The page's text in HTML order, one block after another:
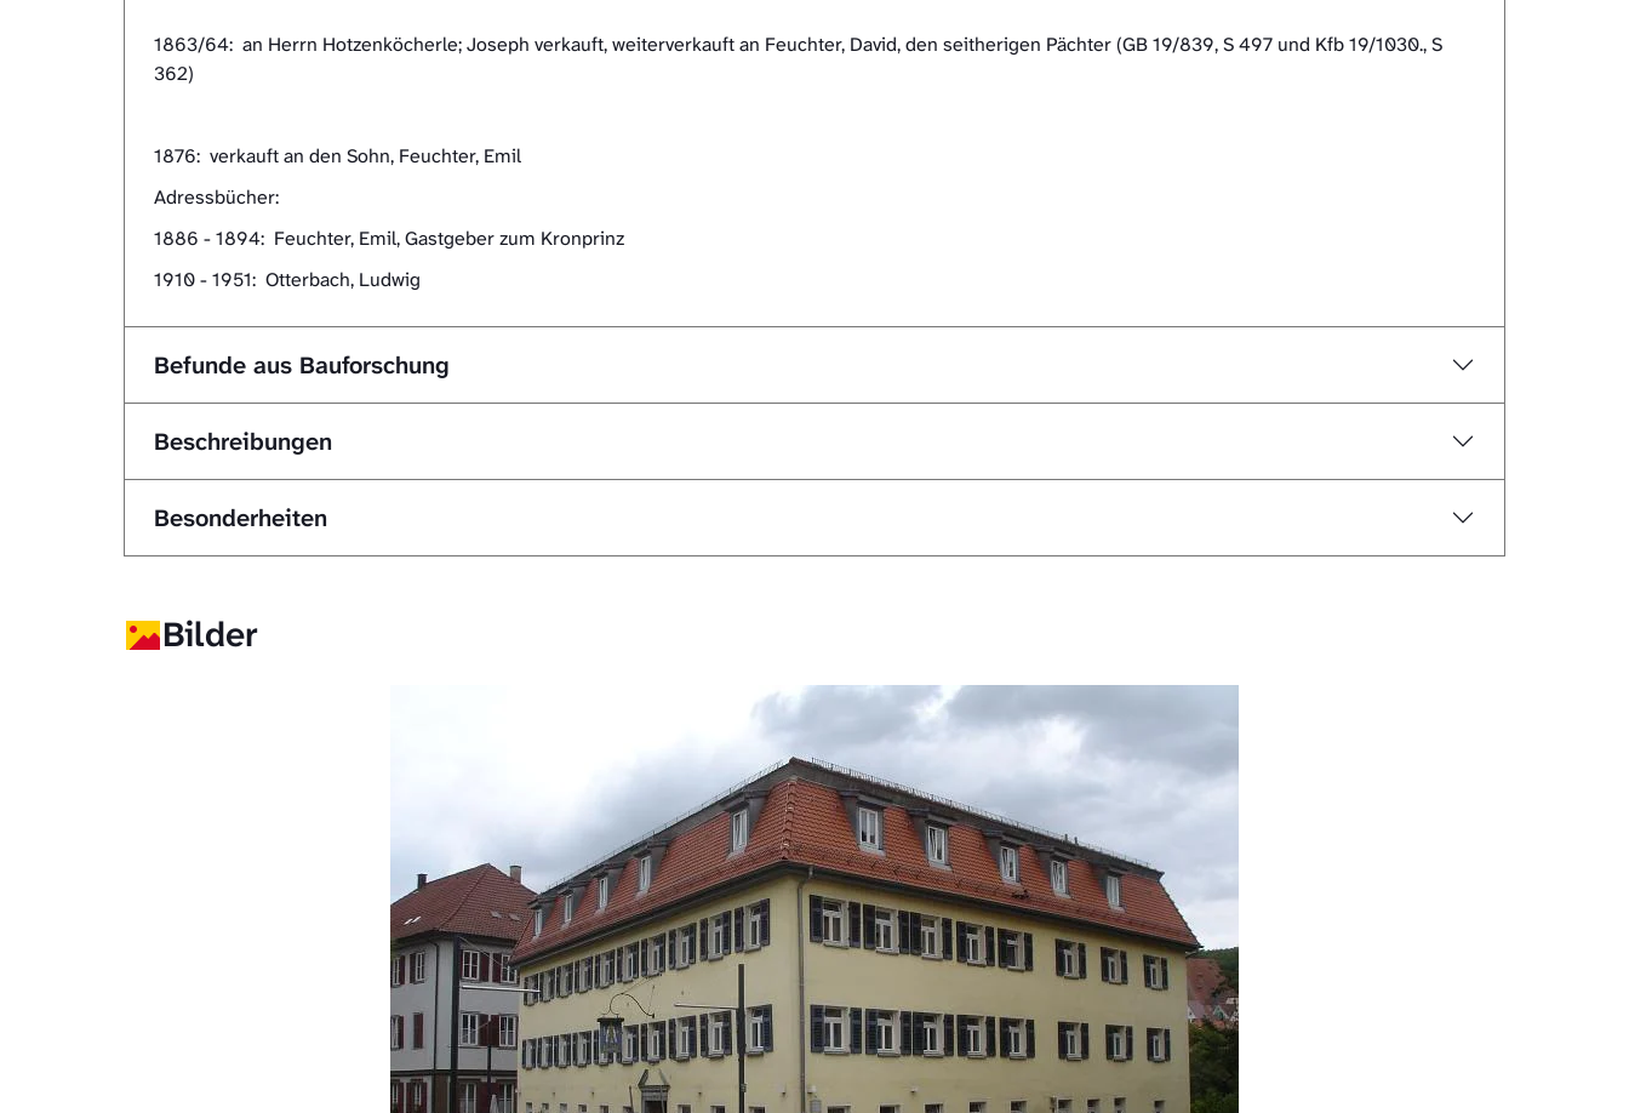
1863/64: an Herrn Hotzenköcherle; Joseph verkauft, weiterverkauft an Feuchter, David, den seitherigen Pächter (GB 19/839, S 497 und Kfb 19/1030., S
362)
1876: verkauft an den Sohn, Feuchter, Emil
Adressbücher:
1886 - 1894: Feuchter, Emil, Gastgeber zum Kronprinz
1910 - 1951: Otterbach, Ludwig
Befunde aus Bauforschung
Beschreibungen
Besonderheiten
Bilder